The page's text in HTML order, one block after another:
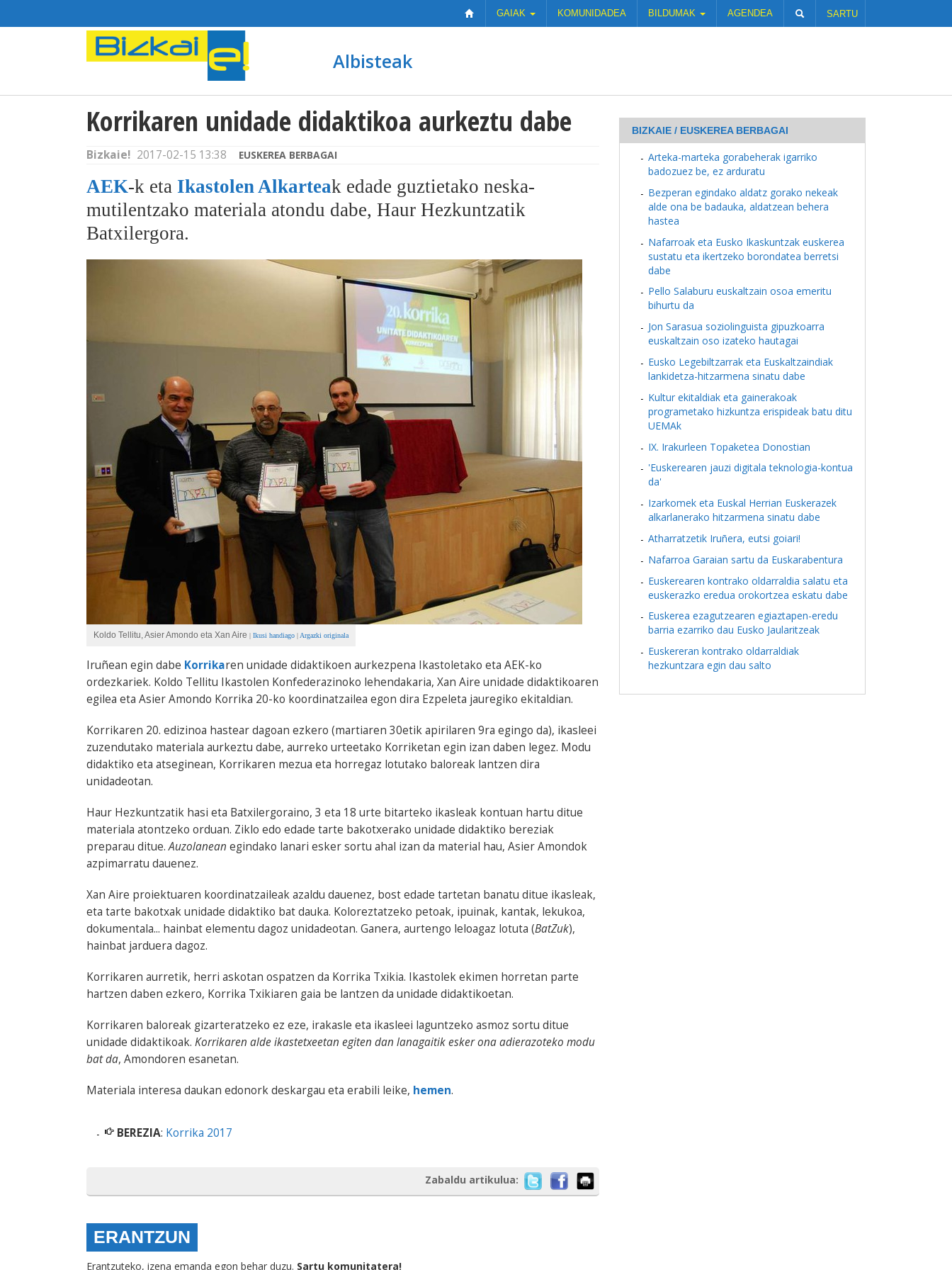
GAIAK KOMUNIDADEA BILDUMAK AGENDEA SARTU
Albisteak
Korrikaren unidade didaktikoa aurkeztu dabe
Bizkaie! 2017-02-15 13:38 EUSKEREA BERBAGAI
AEK-k eta Ikastolen Alkarteak edade guztietako neska-
mutilentzako materiala atondu dabe, Haur Hezkuntzatik
Batxilergora.
Koldo Tellitu, Asier Amondo eta Xan Aire | Ikusi handiago | Argazki originala
Iruñean egin dabe Korrikaren unidade didaktikoen aurkezpena Ikastoletako eta AEK-ko
ordezkariek. Koldo Tellitu Ikastolen Konfederazinoko lehendakaria, Xan Aire unidade didaktikoaren
egilea eta Asier Amondo Korrika 20-ko koordinatzailea egon dira Ezpeleta jauregiko ekitaldian.
Korrikaren 20. edizinoa hastear dagoan ezkero (martiaren 30etik apirilaren 9ra egingo da), ikasleei
zuzendutako materiala aurkeztu dabe, aurreko urteetako Korriketan egin izan daben legez. Modu
didaktiko eta atseginean, Korrikaren mezua eta horregaz lotutako baloreak lantzen dira
unidadeotan.
Haur Hezkuntzatik hasi eta Batxilergoraino, 3 eta 18 urte bitarteko ikasleak kontuan hartu ditue
materiala atontzeko orduan. Ziklo edo edade tarte bakotxerako unidade didaktiko bereziak
preparau ditue.Auzolanean egindako lanari esker sortu ahal izan da material hau, Asier Amondok
azpimarratu dauenez.
Xan Aire proiektuaren koordinatzaileak azaldu dauenez, bost edade tartetan banatu ditue ikasleak,
eta tarte bakotxak unidade didaktiko bat dauka. Koloreztatzeko petoak, ipuinak, kantak, lekukoa,
dokumentala... hainbat elementu dagoz unidadeotan. Ganera, aurtengo leloagaz lotuta (BatZuk),
hainbat jarduera dagoz.
Korrikaren aurretik, herri askotan ospatzen da Korrika Txikia. Ikastolek ekimen horretan parte
hartzen daben ezkero, Korrika Txikiaren gaia be lantzen da unidade didaktikoetan.
Korrikaren baloreak gizarteratzeko ez eze, irakasle eta ikasleei laguntzeko asmoz sortu ditue
unidade didaktikoak. Korrikaren alde ikastetxeetan egiten dan lanagaitik esker ona adierazoteko modu
bat da, Amondoren esanetan.
Materiala interesa daukan edonork deskargau eta erabili leike, hemen.
BEREZIA: Korrika 2017
Zabaldu artikulua:
ERANTZUN
Erantzuteko, izena emanda egon behar duzu. Sartu komunitatera!
BIZKAIE / EUSKEREA BERBAGAI
Arteka-marteka gorabeherak igarriko
badozuez be, ez arduratu
Bezperan egindako aldatz gorako nekeak
alde ona be badauka, aldatzean behera
hastea
Nafarroak eta Eusko Ikaskuntzak euskerea
sustatu eta ikertzeko borondatea berretsi
dabe
Pello Salaburu euskaltzain osoa emeritu
bihurtu da
Jon Sarasua soziolinguista gipuzkoarra
euskaltzain oso izateko hautagai
Eusko Legebiltzarrak eta Euskaltzaindiak
lankidetza-hitzarmena sinatu dabe
Kultur ekitaldiak eta gainerakoak
programetako hizkuntza erispideak batu ditu
UEMAk
IX. Irakurleen Topaketea Donostian
'Euskerearen jauzi digitala teknologia-kontua
da'
Izarkomek eta Euskal Herrian Euskerazek
alkarlanerako hitzarmena sinatu dabe
Atharratzetik Iruñera, eutsi goiari!
Nafarroa Garaian sartu da Euskarabentura
Euskerearen kontrako oldarraldia salatu eta
euskerazko eredua orokortzea eskatu dabe
Euskerea ezagutzearen egiaztapen-eredu
barria ezarriko dau Eusko Jaularitzeak
Euskereran kontrako oldarraldiak
hezkuntzara egin dau salto